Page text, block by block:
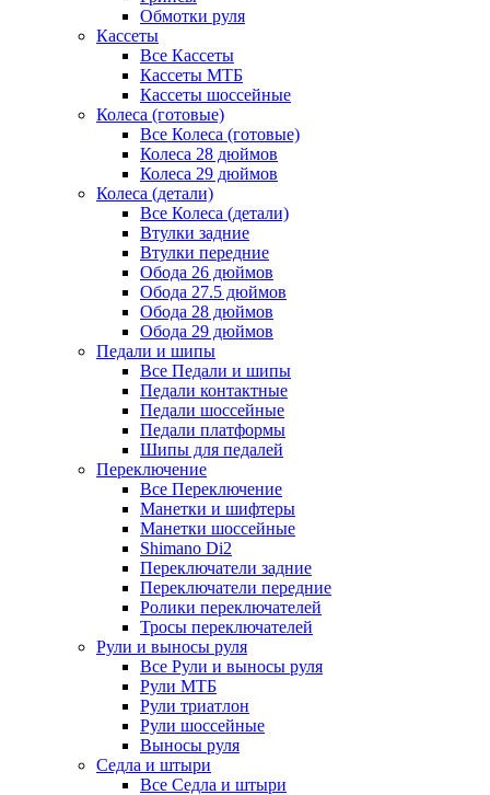
Обмотки руля
Кассеты
Все Кассеты
Кассеты МТБ
Кассеты шоссейные
Колеса (готовые)
Все Колеса (готовые)
Колеса 28 дюймов
Колеса 29 дюймов
Колеса (детали)
Все Колеса (детали)
Втулки задние
Втулки передние
Обода 26 дюймов
Обода 27.5 дюймов
Обода 28 дюймов
Обода 29 дюймов
Педали и шипы
Все Педали и шипы
Педали контактные
Педали шоссейные
Педали платформы
Шипы для педалей
Переключение
Все Переключение
Манетки и шифтеры
Манетки шоссейные
Shimano Di2
Переключатели задние
Переключатели передние
Ролики переключателей
Тросы переключателей
Рули и выносы руля
Все Рули и выносы руля
Рули МТБ
Рули триатлон
Рули шоссейные
Выносы руля
Седла и штыри
Все Седла и штыри